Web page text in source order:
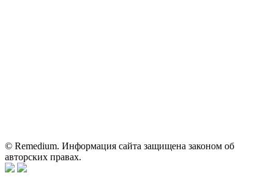
© Remedium. Информация сайта защищена законом об
авторских правах.